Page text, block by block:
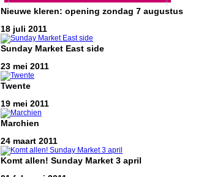
Nieuwe kleren: opening zondag 7 augustus
18 juli 2011
Sunday Market East side
23 mei 2011
Twente
19 mei 2011
Marchien
24 maart 2011
Komt allen! Sunday Market 3 april